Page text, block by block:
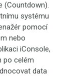
(Countdown).
systému
pomocí
nebo
iConsole,
po celém
data